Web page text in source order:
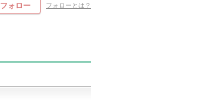
フォロー フォローとは？